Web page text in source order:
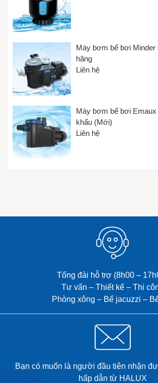
Máy bơm bể bơi Minder
hãng
Liên hệ
Máy bơm bể bơi Emaux
khẩu (Mới)
Liên hệ
Tổng đài hỗ trợ (8h00 –
Tư vấn – Thiết kế – Thi
Phòng xông – Bể jacuzzi –
Bạn có muốn là người đầu tiên nhận
hấp dẫn từ HALUX